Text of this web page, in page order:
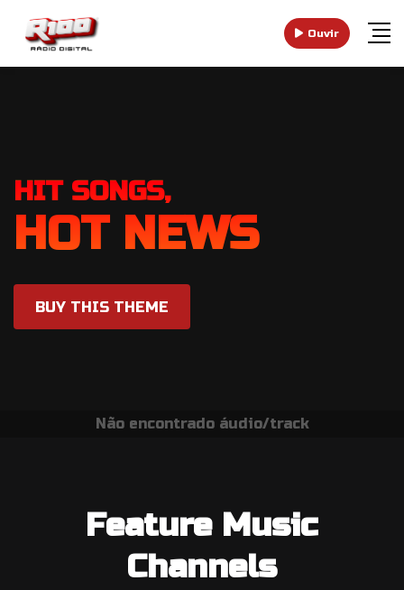
Ouvir
HIT SONGS,
HOT NEWS
BUY THIS THEME
Não encontrado áudio/track
Feature Music
Channels